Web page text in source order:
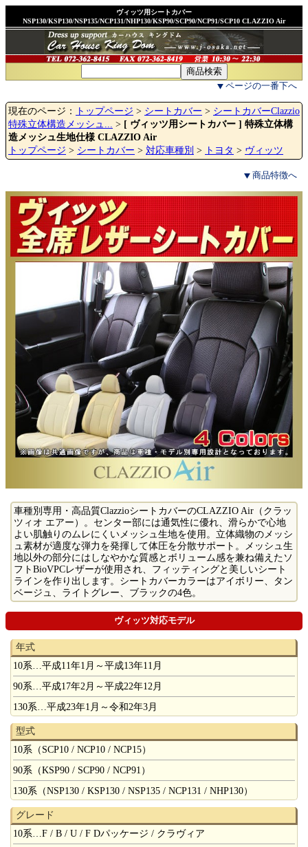
ヴィッツ用シートカバー
NSP130/KSP130/NSP135/NCP131/NHP130/KSP90/SCP90/NCP91/SCP10 CLAZZIO Air
ページの一番下へ
現在のページ： トップページ > シートカバー > シートカバーClazzio
特殊立体構造メッシュ... > [ ヴィッツ用シートカバー ] 特殊立体構
造メッシュ生地仕様 CLAZZIO Air
トップページ > シートカバー > 対応車種別 > トヨタ > ヴィッツ
商品特徴へ
車種別専用・高品質ClazzioシートカバーのCLAZZIO Air（クラッ
ツィオ エアー）。センター部には通気性に優れ、滑らかで心地
よい肌触りのムレにくいメッシュ生地を使用。立体織物のメッシ
ュ素材が適度な弾力を発揮して体圧を分散サポート。メッシュ生
地以外の部分にはしなやかな質感とボリューム感を兼ね備えたソ
フトBioVPCレザーが使用され、フィッティングと美しいシート
ラインを作り出します。シートカバーカラーはアイボリー、タン
ベージュ、ライトグレー、ブラックの4色。
ヴィッツ対応モデル
年式
10系…平成11年1月～平成13年11月
90系…平成17年2月～平成22年12月
130系…平成23年1月～令和2年3月
型式
10系（SCP10 / NCP10 / NCP15）
90系（KSP90 / SCP90 / NCP91）
130系（NSP130 / KSP130 / NSP135 / NCP131 / NHP130）
グレード
10系…F / B / U / F Dパッケージ / クラヴィア